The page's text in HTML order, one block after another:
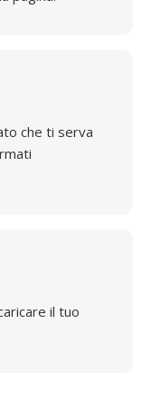
che ti serva
il tuo